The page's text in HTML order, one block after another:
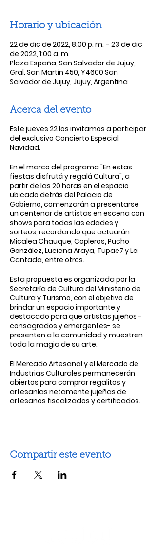
Horario y ubicación
22 de dic de 2022, 8:00 p. m. – 23 de dic
de 2022, 1:00 a. m.
Plaza España, San Salvador de Jujuy,
Gral. San Martín 450, Y4600 San
Salvador de Jujuy, Jujuy, Argentina
Acerca del evento
Este jueves 22 los invitamos a participar
del exclusivo Concierto Especial
Navidad.
En el marco del programa "En estas
fiestas disfrutá y regalá Cultura", a
partir de las 20 horas en el espacio
ubicado detrás del Palacio de
Gobierno, comenzarán a presentarse
un centenar de artistas en escena con
shows para todas las edades y
sorteos, recordando que actuarán
Micalea Chauque, Copleros, Pucho
González, Luciana Araya, Tupac7 y La
Cantada, entre otros.
Esta propuesta es organizada por la
Secretaría de Cultura del Ministerio de
Cultura y Turismo, con el objetivo de
brindar un espacio importante y
destacado para que artistas jujeños -
consagrados y emergentes- se
presenten a la comunidad y muestren
toda la magia de su arte.
El Mercado Artesanal y el Mercado de
Industrias Culturales permanecerán
abiertos para comprar regalitos y
artesanías netamente jujeñas de
artesanos fiscalizados y certificados.
Compartir este evento